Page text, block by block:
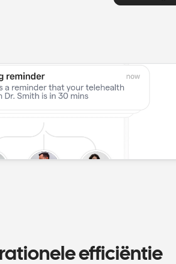
efficiëntie